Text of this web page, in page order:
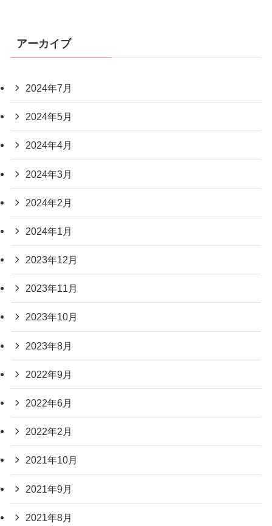
アーカイブ
2024年7月
2024年5月
2024年4月
2024年3月
2024年2月
2024年1月
2023年12月
2023年11月
2023年10月
2023年8月
2022年9月
2022年6月
2022年2月
2021年10月
2021年9月
2021年8月